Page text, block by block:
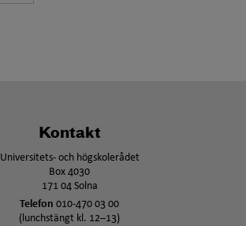
Kontakt
Universitets- och högskolerådet
Box 4030
171 04 Solna
Telefon 010-470 03 00
(lunchstängt kl. 12–13)